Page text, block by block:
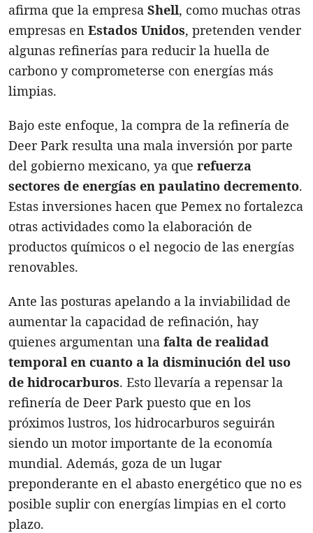
afirma que la empresa Shell, como muchas otras
empresas en Estados Unidos, pretenden vender
algunas refinerías para reducir la huella de
carbono y comprometerse con energías más
limpias.
Bajo este enfoque, la compra de la refinería de
Deer Park resulta una mala inversión por parte
del gobierno mexicano, ya que refuerza
sectores de energías en paulatino decremento.
Estas inversiones hacen que Pemex no fortalezca
otras actividades como la elaboración de
productos químicos o el negocio de las energías
renovables.
Ante las posturas apelando a la inviabilidad de
aumentar la capacidad de refinación, hay
quienes argumentan una falta de realidad
temporal en cuanto a la disminución del uso
de hidrocarburos. Esto llevaría a repensar la
refinería de Deer Park puesto que en los
próximos lustros, los hidrocarburos seguirán
siendo un motor importante de la economía
mundial. Además, goza de un lugar
preponderante en el abasto energético que no es
posible suplir con energías limpias en el corto
plazo.